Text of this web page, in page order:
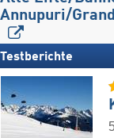
Annupuri/​
Testberichte